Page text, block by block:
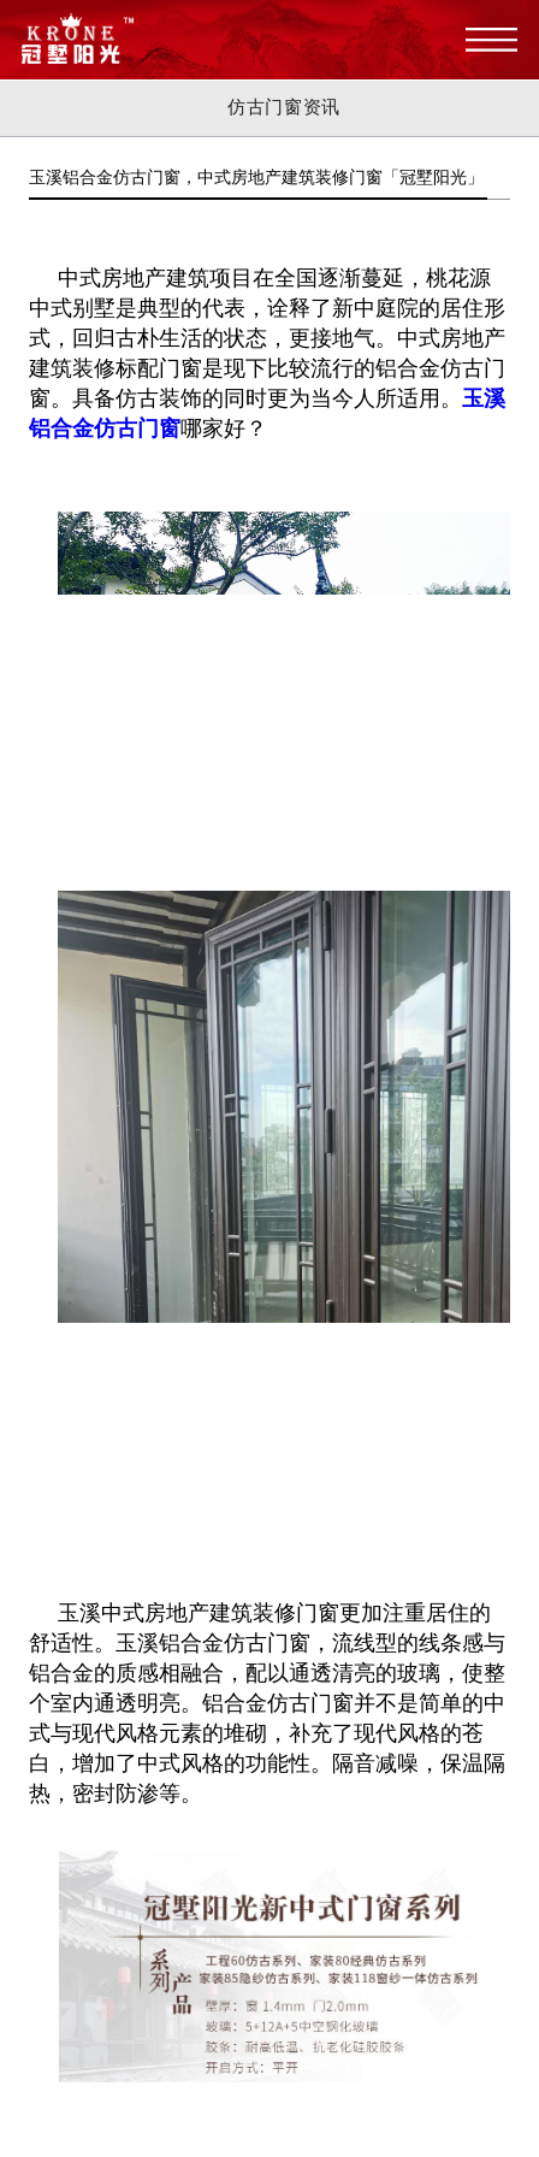
仿古门窗资讯
玉溪铝合金仿古门窗，中式房地产建筑装修门窗「冠墅阳光」
中式房地产建筑项目在全国逐渐蔓延，桃花源
中式别墅是典型的代表，诠释了新中庭院的居住形
式，回归古朴生活的状态，更接地气。中式房地产
建筑装修标配门窗是现下比较流行的铝合金仿古门
窗。具备仿古装饰的同时更为当今人所适用。 玉溪
铝合金仿古门窗哪家好？
玉溪中式房地产建筑装修门窗更加注重居住的
舒适性。玉溪铝合金仿古门窗，流线型的线条感与
铝合金的质感相融合，配以通透清亮的玻璃，使整
个室内通透明亮。铝合金仿古门窗并不是简单的中
式与现代风格元素的堆砌，补充了现代风格的苍
白，增加了中式风格的功能性。隔音减噪，保温隔
热，密封防渗等。